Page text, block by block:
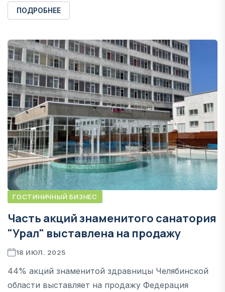
ПОДРОБНЕЕ
ГОСТИНИЧНЫЙ БИЗНЕС
Часть акций знаменитого санатория
"Урал" выставлена на продажу
18 ИЮЛ. 2025
44% акций знаменитой здравницы Челябинской
области выставляет на продажу Федерация